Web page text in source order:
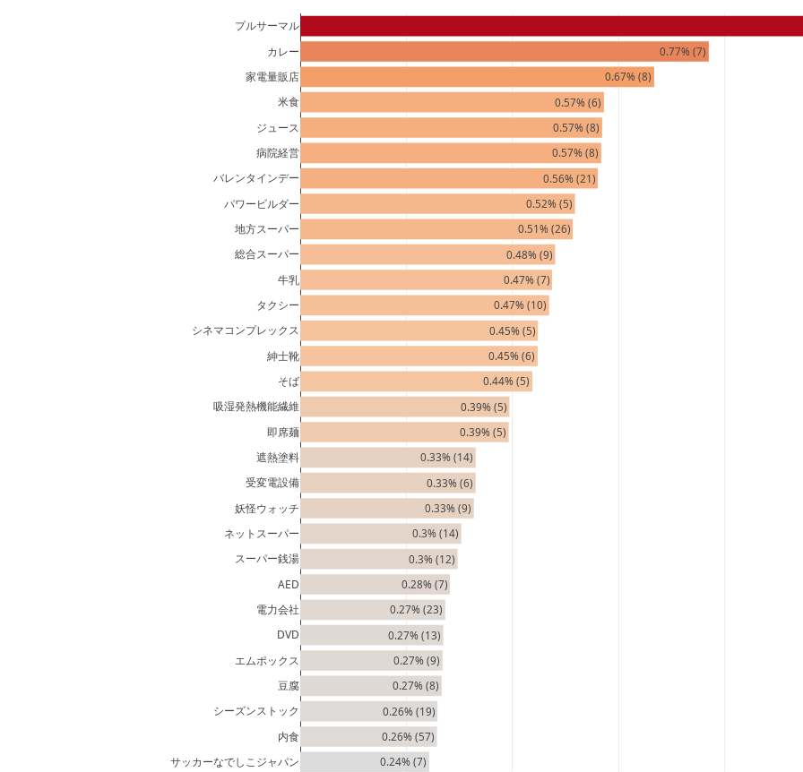
0.24% (7)
0.26% (57)
0.26% (19)
0.27% (8)
0.27% (9)
0.27% (13)
0.27% (23)
0.28% (7)
0.3% (12)
0.3% (14)
0.33% (9)
0.33% (6)
0.33% (14)
0.39% (5)
0.39% (5)
0.44% (5)
0.45% (6)
0.45% (5)
0.47% (10)
0.47% (7)
0.48% (9)
0.51% (26)
0.52% (5)
0.56% (21)
0.57% (8)
0.57% (8)
0.57% (6)
0.67% (8)
0.77% (7)
サッカーなでしこジャパン
内食
シーズンストック
豆腐
エムポックス
DVD
電力会社
AED
スーパー銭湯
ネットスーパー
妖怪ウォッチ
受変電設備
遮熱塗料
即席麺
吸湿発熱機能繊維
そば
紳士靴
シネマコンプレックス
タクシー
牛乳
総合スーパー
地方スーパー
パワービルダー
バレンタインデー
病院経営
ジュース
米食
家電量販店
カレー
プルサーマル